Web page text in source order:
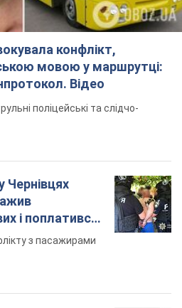
конфлікт,
мовою у маршрутці:
Відео
поліцейські та слідчо-
Чернівцях
і поплатився.
з пасажирами